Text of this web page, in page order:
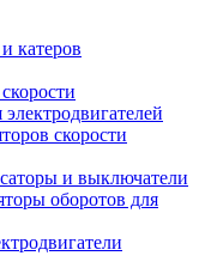
катеров
скорости
и выключатели
оборотов для